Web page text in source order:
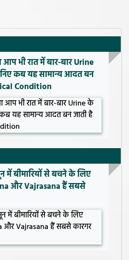
भी रात में बार-बार Urine
कब यह सामान्य आदत बन
Condition
में बीमारियों से बचने के लिए
और Vajrasana हैं सबसे